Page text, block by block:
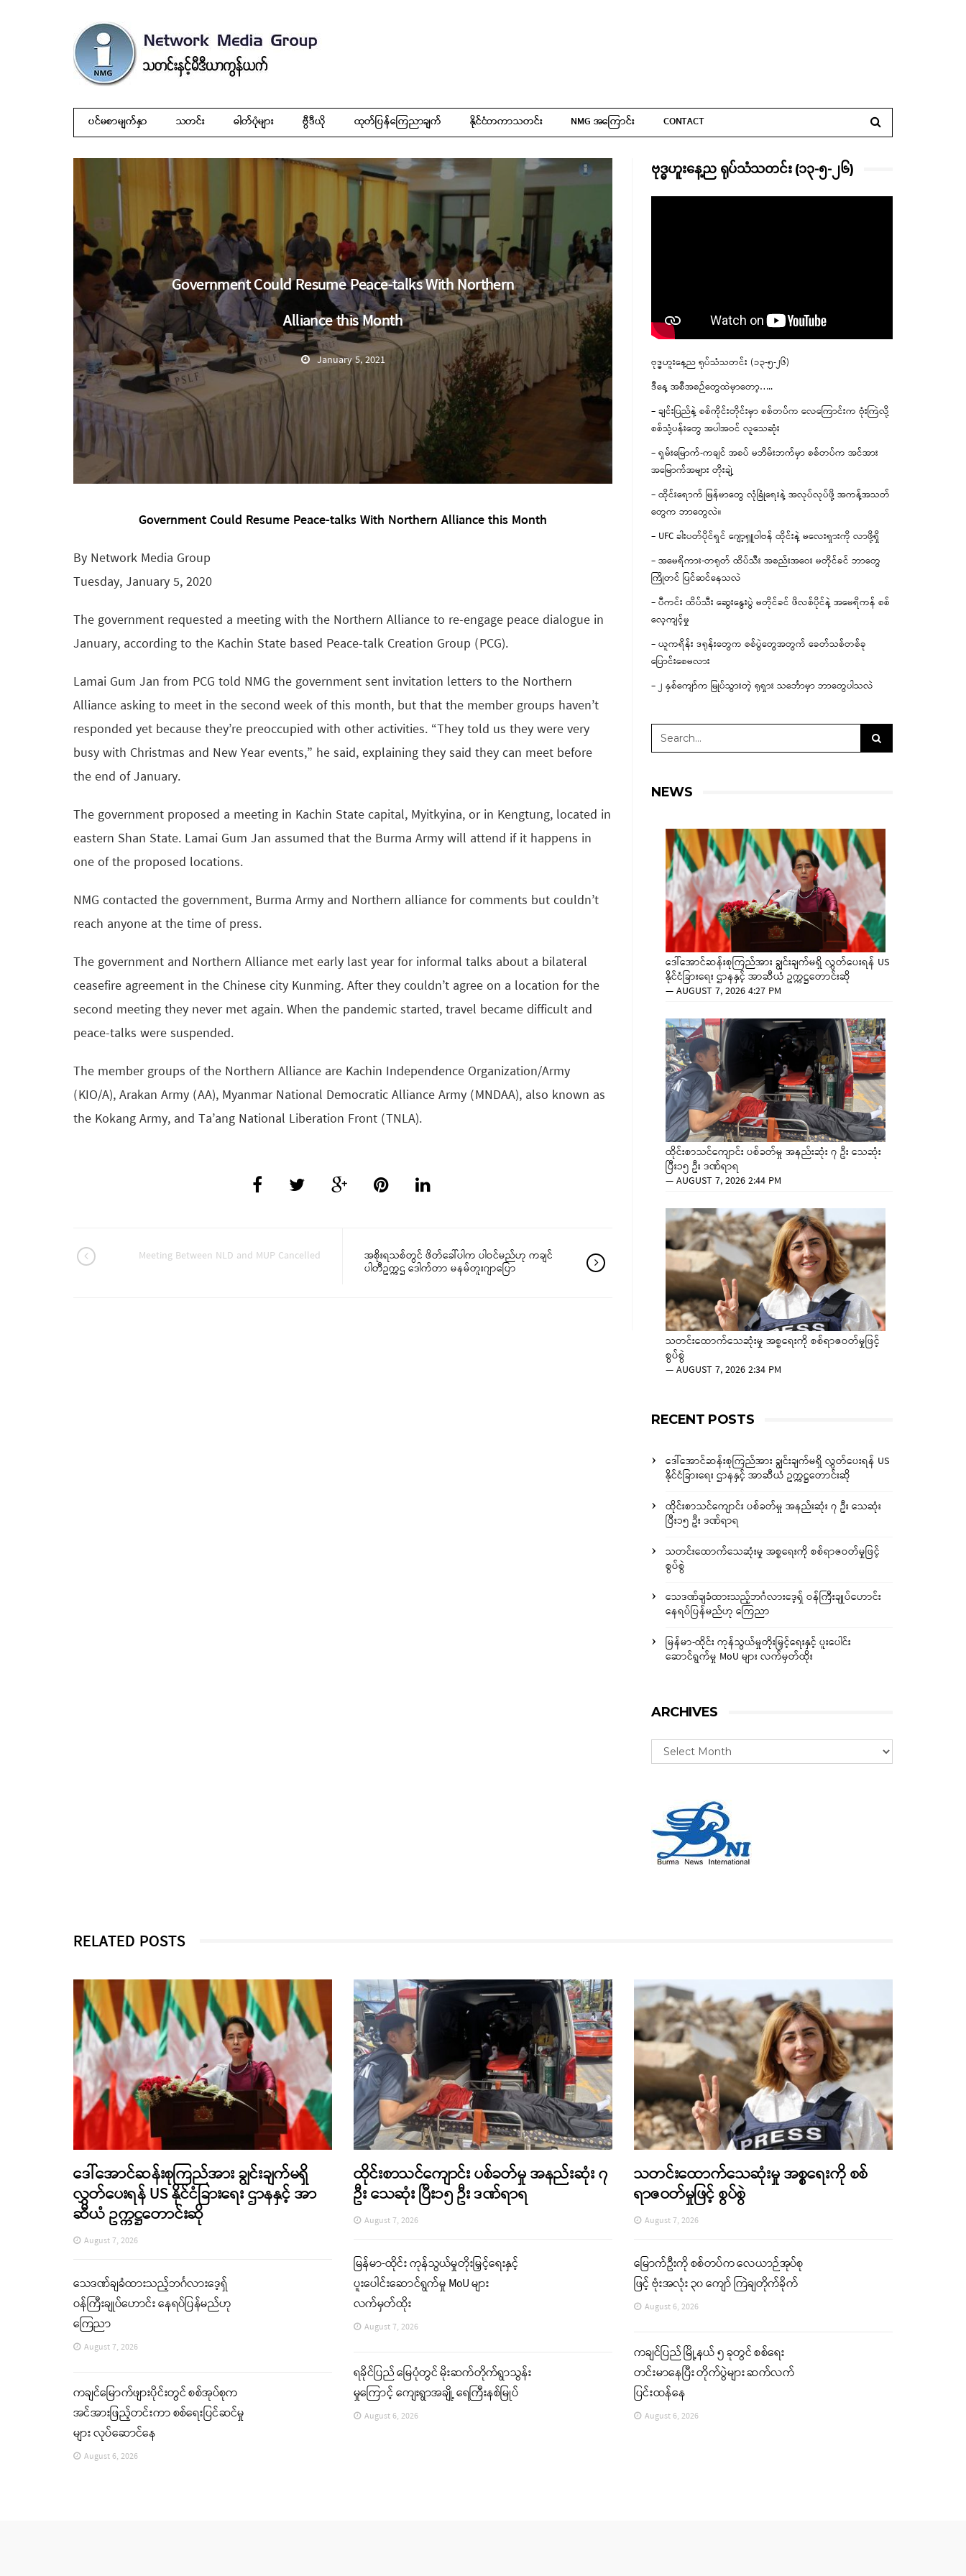
ပင်မစာမျက်နှာ သတင်း ဓါတ်ပုံများ ဗွီဒီယို ထုတ်ပြန်ကြေညာချက် နိုင်ငံတကာသတင်း NMG အကြောင်း CONTACT
Government Could Resume Peace-talks With Northern
Alliance this Month
January 5, 2021
Government Could Resume Peace-talks With Northern Alliance this Month
By Network Media Group
Tuesday, January 5, 2020
The government requested a meeting with the Northern Alliance to re-engage peace dialogue in
January, according to the Kachin State based Peace-talk Creation Group (PCG).
Lamai Gum Jan from PCG told NMG the government sent invitation letters to the Northern
Alliance asking to meet in the second week of this month, but that the member groups haven’t
responded yet because they’re preoccupied with other activities. “They told us they were very
busy with Christmas and New Year events,” he said, explaining they said they can meet before
the end of January.
The government proposed a meeting in Kachin State capital, Myitkyina, or in Kengtung, located in
eastern Shan State. Lamai Gum Jan assumed that the Burma Army will attend if it happens in
one of the proposed locations.
NMG contacted the government, Burma Army and Northern alliance for comments but couldn’t
reach anyone at the time of press.
The government and Northern Alliance met early last year for informal talks about a bilateral
ceasefire agreement in the Chinese city Kunming. After they couldn’t agree on a location for the
second meeting they never met again. When the pandemic started, travel became difficult and
peace-talks were suspended.
The member groups of the Northern Alliance are Kachin Independence Organization/Army
(KIO/A), Arakan Army (AA), Myanmar National Democratic Alliance Army (MNDAA), also known as
the Kokang Army, and Ta’ang National Liberation Front (TNLA).
Meeting Between NLD and MUP Cancelled အစိုးရသစ်တွင် ဖိတ်ခေါ်ပါက ပါဝင်မည်ဟု ကချင်
ပါတီဥက္ကဌ ဒေါက်တာ မနမ်တူးဂျာပြော
ဗုဒ္ဓဟူးနေ့ည ရုပ်သံသတင်း (၁၃-၅-၂၆)
ဗုဒ္ဓဟူးနေ့ည ရုပ်သံသတင်း (၁၃-၅-၂၆)
ဒီနေ့ အစီအစဉ်တွေထဲမှာတော့…..
– ချင်းပြည်နဲ့ စစ်ကိုင်းတိုင်းမှာ စစ်တပ်က လေကြောင်းက ဗုံးကြဲလို့
စစ်သုံ့ပန်းတွေ အပါအဝင် လူသေဆုံး
– ရှမ်းမြောက်-ကချင် အစပ် မဘိမ်းဘက်မှာ စစ်တပ်က အင်အား
အမြောက်အများ တိုးချဲ့
– ထိုင်းရောက် မြန်မာတွေ လုံခြုံရေးနဲ့ အလုပ်လုပ်ဖို့ အကန့်အသတ်
တွေက ဘာတွေလဲ။
– UFC ခါးပတ်ပိုင်ရှင် ဂျော့ရှူဝါဗန် ထိုင်းနဲ့ မလေးရှားကို လာဖို့ရှိ
– အမေရိကား-တရုတ် ထိပ်သီး အစည်းအဝေး မတိုင်ခင် ဘာတွေ
ကြိုတင် ပြင်ဆင်နေသလဲ
– ပီကင်း ထိပ်သီး ဆွေးနွေးပွဲ မတိုင်ခင် ဖိလစ်ပိုင်နဲ့ အမေရိကန် စစ်
လေ့ကျင့်မှု
– ယူကရိန်း ဒရုန်းတွေက စစ်ပွဲတွေအတွက် ခေတ်သစ်တစ်ခု
ပြောင်းစေမလား
– ၂ နှစ်ကျော်က မြုပ်သွားတဲ့ ရုရှား သင်္ဘောမှာ ဘာတွေပါသလဲ
NEWS
ဒေါ်အောင်ဆန်းစုကြည်အား ချွင်းချက်မရှိ လွှတ်ပေးရန် US
နိုင်ငံခြားရေး ဌာနနှင့် အာဆီယံ ဥက္ကဋ္ဌတောင်းဆို
—AUGUST 7, 2026 4:27 PM
ထိုင်းစာသင်ကျောင်း ပစ်ခတ်မှု အနည်းဆုံး ၇ ဦး သေဆုံး
ပြီး၁၅ ဦး ဒဏ်ရာရ
—AUGUST 7, 2026 2:44 PM
သတင်းထောက်သေဆုံးမှု အစ္စရေးကို စစ်ရာဇဝတ်မှုဖြင့်
စွပ်စွဲ
—AUGUST 7, 2026 2:34 PM
RECENT POSTS
ဒေါ်အောင်ဆန်းစုကြည်အား ချွင်းချက်မရှိ လွှတ်ပေးရန် US
နိုင်ငံခြားရေး ဌာနနှင့် အာဆီယံ ဥက္ကဋ္ဌတောင်းဆို
ထိုင်းစာသင်ကျောင်း ပစ်ခတ်မှု အနည်းဆုံး ၇ ဦး သေဆုံး
ပြီး၁၅ ဦး ဒဏ်ရာရ
သတင်းထောက်သေဆုံးမှု အစ္စရေးကို စစ်ရာဇဝတ်မှုဖြင့်
စွပ်စွဲ
သေဒဏ်ချခံထားသည့်ဘင်္ဂလားဒေ့ရှ် ဝန်ကြီးချုပ်ဟောင်း
နေရပ်ပြန်မည်ဟု ကြေညာ
မြန်မာ-ထိုင်း ကုန်သွယ်မှုတိုးမြှင့်ရေးနှင့် ပူးပေါင်း
ဆောင်ရွက်မှု MoU များ လက်မှတ်ထိုး
ARCHIVES
RELATED POSTS
ဒေါ်အောင်ဆန်းစုကြည်အား ချွင်းချက်မရှိ
လွှတ်ပေးရန် US နိုင်ငံခြားရေး ဌာနနှင့် အာ
ဆီယံ ဥက္ကဋ္ဌတောင်းဆို
August 7, 2026
သေဒဏ်ချခံထားသည့်ဘင်္ဂလားဒေ့ရှ်
ဝန်ကြီးချုပ်ဟောင်း နေရပ်ပြန်မည်ဟု
ကြေညာ
August 7, 2026
ကချင်မြောက်ဖျားပိုင်းတွင် စစ်အုပ်စုက
အင်အားဖြည့်တင်းကာ စစ်ရေးပြင်ဆင်မှု
များ လုပ်ဆောင်နေ
August 6, 2026
ထိုင်းစာသင်ကျောင်း ပစ်ခတ်မှု အနည်းဆုံး ၇
ဦး သေဆုံး ပြီး၁၅ ဦး ဒဏ်ရာရ
August 7, 2026
မြန်မာ-ထိုင်း ကုန်သွယ်မှုတိုးမြှင့်ရေးနှင့်
ပူးပေါင်းဆောင်ရွက်မှု MoU များ
လက်မှတ်ထိုး
August 7, 2026
ရခိုင်ပြည် မြေပုံတွင် မိုးဆက်တိုက်ရွာသွန်း
မှုကြောင့် ကျေးရွာအချို့ ရေကြီးနစ်မြုပ်
August 6, 2026
သတင်းထောက်သေဆုံးမှု အစ္စရေးကို စစ်
ရာဇဝတ်မှုဖြင့် စွပ်စွဲ
August 7, 2026
မြောက်ဦးကို စစ်တပ်က လေယာဉ်အုပ်စု
ဖြင့် ဗုံးအလုံး ၃၀ ကျော် ကြဲချတိုက်ခိုက်
August 6, 2026
ကချင်ပြည် မြို့နယ် ၅ ခုတွင် စစ်ရေး
တင်းမာနေပြီး တိုက်ပွဲများ ဆက်လက်
ပြင်းထန်နေ
August 6, 2026